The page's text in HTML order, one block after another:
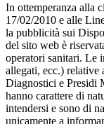
In ottemperanza alla
17/02/2010 e alle
la pubblicità sui
del sito web è
operatori sanitari. Le
allegati, ecc.)
Diagnostici e Presidi
hanno carattere di
intendersi e sono di
unicamente a